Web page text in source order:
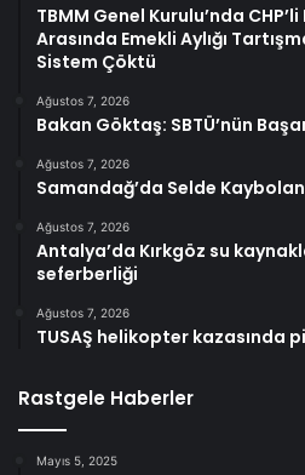
TBMM Genel Kurulu’nda
Arasında Emekli Aylığı
Sistem Çöktü
Ağustos 7, 2026
Bakan Göktaş: SBTÜ’nün
Ağustos 7, 2026
Samandağ’da Selde
Ağustos 7, 2026
Antalya’da Kırkgöz su
seferberliği
Ağustos 7, 2026
TUSAŞ helikopter kazasında
Rastgele Haberler
Mayıs 5, 2025